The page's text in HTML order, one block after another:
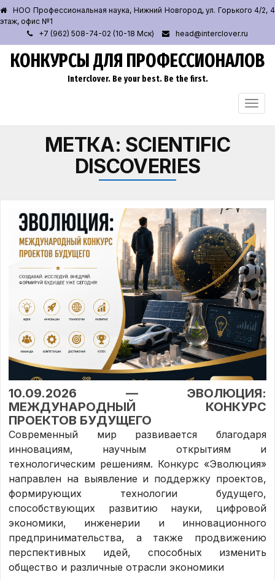
НОО Профессиональная наука, Нижний Новгород, ул. Горького 4/2, 4
этаж, офис №1
+7 (962) 508-74-02 (10-18 Мск)
head@interclover.ru
КОНКУРСЫ ДЛЯ ПРОФЕССИОНАЛОВ
Interclover. Be your best. Be the first.
МЕТКА: SCIENTIFIC
DISCOVERIES
10.09.2026 — ЭВОЛЮЦИЯ:
МЕЖДУНАРОДНЫЙ КОНКУРС
ПРОЕКТОВ БУДУЩЕГО
Современный мир развивается благодаря
инновациям, научным открытиям и
технологическим решениям. Конкурс «Эволюция»
направлен на выявление и поддержку проектов,
формирующих технологии будущего,
способствующих развитию науки, цифровой
экономики, инженерии и инновационного
предпринимательства, а также продвижению
перспективных идей, способных изменить
общество и различные отрасли экономики